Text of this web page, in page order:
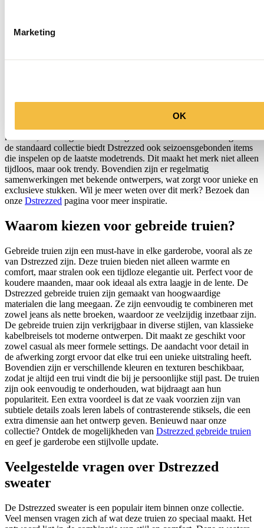
Marketing
OK
Bij ons in de winkel vind je niet alleen sweaters, maar een complete
makkelijk te combineren, waardoor je met een paar items al
waardoor ze ideaal zijn voor elke gelegenheid. Of je nu een
zakelijke afspraak hebt of een weekendje weg plant, met Dstrezzed
kwaliteit, wat zorgt voor een lange levensduur van de kleding. Naast
de standaard collectie biedt Dstrezzed ook seizoensgebonden items
die inspelen op de laatste modetrends. Dit maakt het merk niet alleen
tijdloos, maar ook trendy. Bovendien zijn er regelmatig
samenwerkingen met bekende ontwerpers, wat zorgt voor unieke en
exclusieve stukken. Wil je meer weten over dit merk? Bezoek dan
onze Dstrezzed pagina voor meer inspiratie.
Waarom kiezen voor gebreide truien?
Gebreide truien zijn een must-have in elke garderobe, vooral als ze
van Dstrezzed zijn. Deze truien bieden niet alleen warmte en
comfort, maar stralen ook een tijdloze elegantie uit. Perfect voor de
koudere maanden, maar ook ideaal als extra laagje in de lente. De
Dstrezzed gebreide truien zijn gemaakt van hoogwaardige
materialen die lang meegaan. Ze zijn eenvoudig te combineren met
zowel jeans als nette broeken, waardoor ze veelzijdig inzetbaar zijn.
De gebreide truien zijn verkrijgbaar in diverse stijlen, van klassieke
kabelbreisels tot moderne ontwerpen. Dit maakt ze geschikt voor
zowel casual als meer formele settings. De aandacht voor detail in
de afwerking zorgt ervoor dat elke trui een unieke uitstraling heeft.
Bovendien zijn er verschillende kleuren en texturen beschikbaar,
zodat je altijd een trui vindt die bij je persoonlijke stijl past. De truien
zijn ook eenvoudig te onderhouden, wat bijdraagt aan hun
populariteit. Een extra voordeel is dat ze vaak voorzien zijn van
subtiele details zoals leren labels of contrasterende stiksels, die een
extra dimensie aan het ontwerp geven. Benieuwd naar onze
collectie? Ontdek de mogelijkheden van Dstrezzed gebreide truien
en geef je garderobe een stijlvolle update.
Veelgestelde vragen over Dstrezzed
sweater
De Dstrezzed sweater is een populair item binnen onze collectie.
Veel mensen vragen zich af wat deze truien zo speciaal maakt. Het